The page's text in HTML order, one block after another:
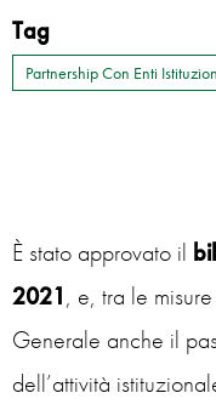
Tag
Partnership Con Enti
È stato approvato il
2021, e, tra le
Generale anche il
dell’attività